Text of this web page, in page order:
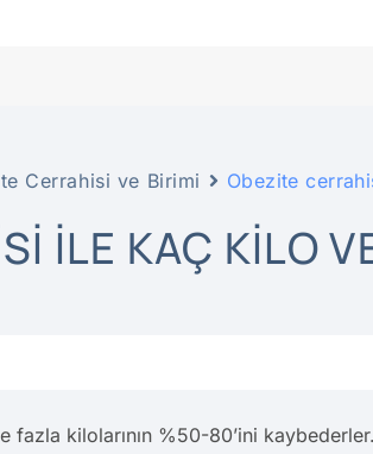
Cerrahisi ve Birimi Obezite
ILE KAÇ KILO
fazla kilolarının %50-80’ini